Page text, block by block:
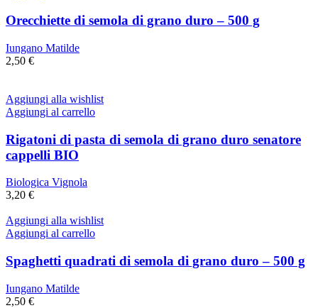
Orecchiette di semola di grano duro – 500 g
Iungano Matilde
2,50 €
Aggiungi alla wishlist
Aggiungi al carrello
Rigatoni di pasta di semola di grano duro senatore
cappelli BIO
Biologica Vignola
3,20 €
Aggiungi alla wishlist
Aggiungi al carrello
Spaghetti quadrati di semola di grano duro – 500 g
Iungano Matilde
2,50 €